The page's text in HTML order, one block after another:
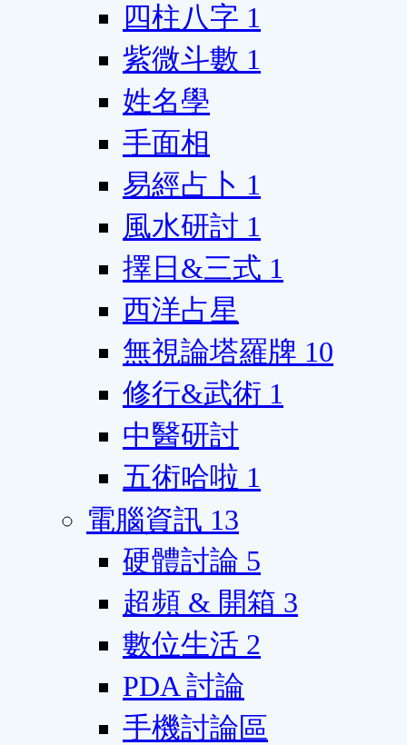
四柱八字 1
紫微斗數 1
姓名學
手面相
易經占卜 1
風水研討 1
擇日&三式 1
西洋占星
無視論塔羅牌 10
修行&武術 1
中醫研討
五術哈啦 1
電腦資訊 13
硬體討論 5
超頻 & 開箱 3
數位生活 2
PDA 討論
手機討論區